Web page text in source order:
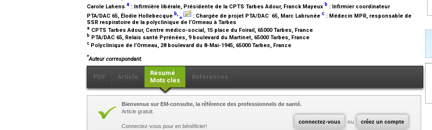
Carole Lahens a : Infirmière libérale, Présidente de la CPTS Tarbes Adour, Franck Mayeux b : Infirmier coordinateur
PTA/DAC 65, Élodie Hollebecque b ⁎ : Chargée de projet PTA/DAC 65, Marc Labrunée c : Médecin MPR, responsable de
SSR respiratoire de la polyclinique de l’Ormeau à Tarbes
a CPTS Tarbes Adour, Centre médico-social, 15 place du Foirail, 65000 Tarbes, France
b PTA/DAC 65, Relais santé Pyrénées, 9 boulevard du Martinet, 65000 Tarbes, France
c Polyclinique de l’Ormeau, 28 boulevard du 8-Mai-1945, 65000 Tarbes, France
*Auteur correspondant.
PDF Article
Résumé
Mots clés
Références
connectez-vous ou créez un compte
Bienvenue sur EM-consulte, la référence des professionnels de santé.
Article gratuit.
Connectez-vous pour en bénéficier!